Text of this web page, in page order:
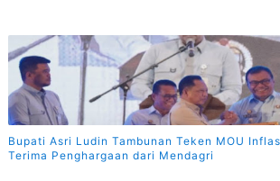
Bupati Asri Ludin Tambunan Teken MOU
Terima Penghargaan dari Mendagri